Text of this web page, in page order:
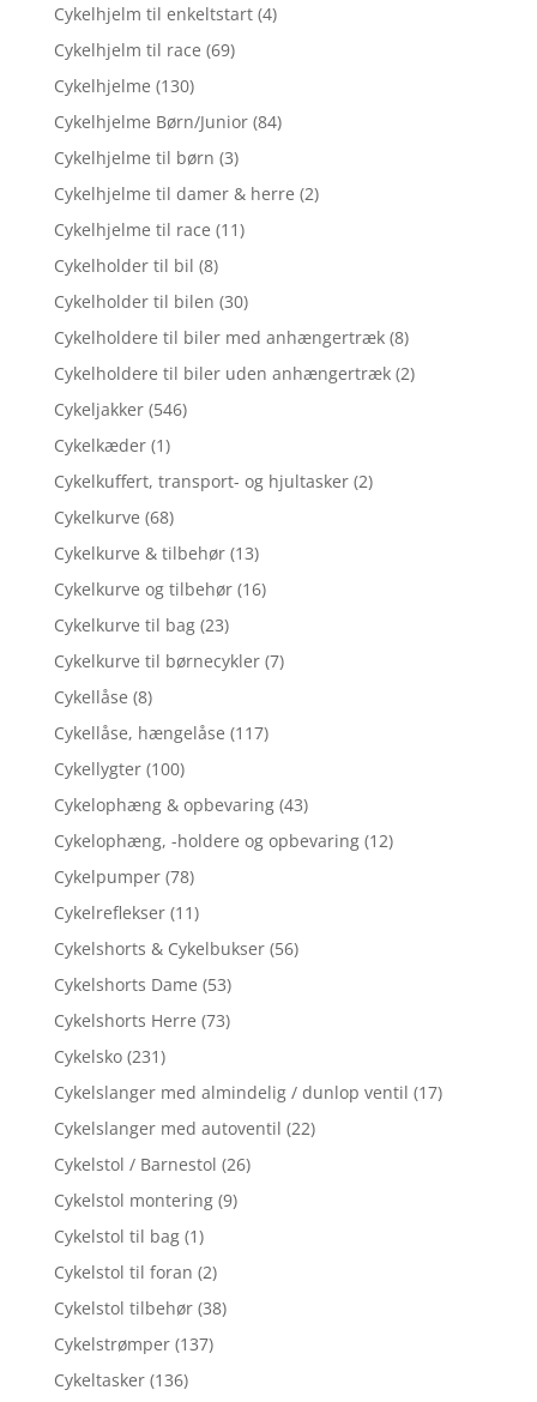
Cykelhjelm til enkeltstart (4)
Cykelhjelm til race (69)
Cykelhjelme (130)
Cykelhjelme Børn/Junior (84)
Cykelhjelme til børn (3)
Cykelhjelme til damer & herre (2)
Cykelhjelme til race (11)
Cykelholder til bil (8)
Cykelholder til bilen (30)
Cykelholdere til biler med anhængertræk (8)
Cykelholdere til biler uden anhængertræk (2)
Cykeljakker (546)
Cykelkæder (1)
Cykelkuffert, transport- og hjultasker (2)
Cykelkurve (68)
Cykelkurve & tilbehør (13)
Cykelkurve og tilbehør (16)
Cykelkurve til bag (23)
Cykelkurve til børnecykler (7)
Cykellåse (8)
Cykellåse, hængelåse (117)
Cykellygter (100)
Cykelophæng & opbevaring (43)
Cykelophæng, -holdere og opbevaring (12)
Cykelpumper (78)
Cykelreflekser (11)
Cykelshorts & Cykelbukser (56)
Cykelshorts Dame (53)
Cykelshorts Herre (73)
Cykelsko (231)
Cykelslanger med almindelig / dunlop ventil (17)
Cykelslanger med autoventil (22)
Cykelstol / Barnestol (26)
Cykelstol montering (9)
Cykelstol til bag (1)
Cykelstol til foran (2)
Cykelstol tilbehør (38)
Cykelstrømper (137)
Cykeltasker (136)